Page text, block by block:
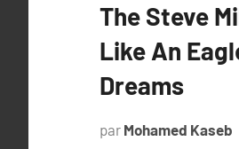
The Steve
Like An
Dreams
par Mohamed Kaseb